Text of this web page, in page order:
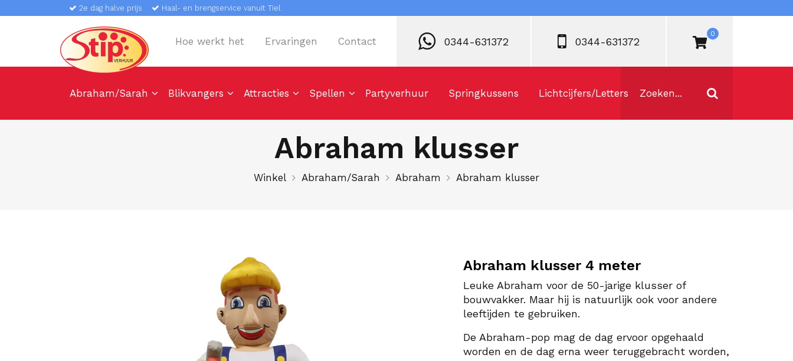
2e dag halve prijs Haal- en brengservice vanuit Tiel
Hoe werkt het Ervaringen Contact 0344-631372 0344-631372
0
Abraham/Sarah Blikvangers Attracties Spellen Partyverhuur Springkussens Lichtcijfers/Letters
Abraham klusser
Winkel Abraham/Sarah Abraham Abraham klusser
Abraham klusser 4 meter
Leuke Abraham voor de 50-jarige klusser of
bouwvakker. Maar hij is natuurlijk ook voor andere
leeftijden te gebruiken.
De Abraham-pop mag de dag ervoor opgehaald
worden en de dag erna weer teruggebracht worden,